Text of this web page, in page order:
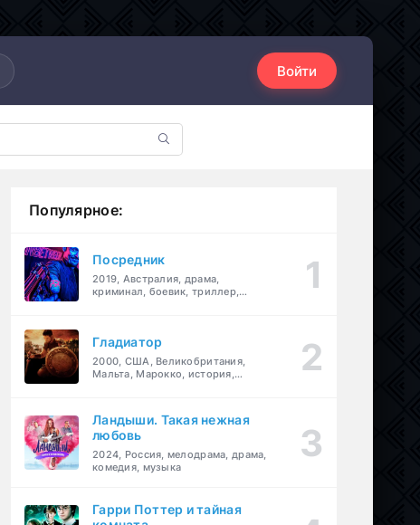
Войти
Популярное:
Посредник
2019, Австралия, драма,
криминал, боевик, триллер,
Гладиатор
2000, США, Великобритания,
Мальта, Марокко, история,
Ландыши. Такая нежная
любовь
2024, Россия, мелодрама, драма,
комедия, музыка
Гарри Поттер и тайная